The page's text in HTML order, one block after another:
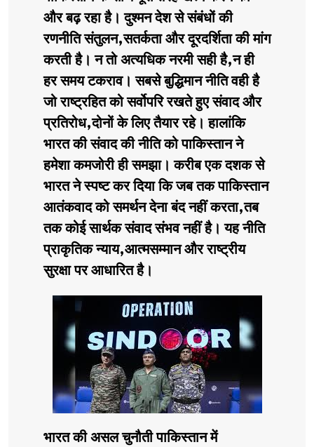
और बढ़ रहा है। दुश्मन देश से संबंधों की
रणनीति संतुलन,सतर्कता और दूरदर्शिता की मांग
करती है। न तो अत्यधिक नरमी सही है,न ही
हर समय टकराव। सबसे बुद्धिमान नीति वही है
जो राष्ट्रहित को सर्वोपरि रखते हुए संवाद और
प्रतिरोध,दोनों के लिए तैयार रहे। हालांकि
भारत की संवाद की नीति को पाकिस्तान ने
हमेशा कमजोरी ही समझा। करीब एक दशक से
भारत ने स्पष्ट कर दिया कि जब तक पाकिस्तान
आतंकवाद को समर्थन देना बंद नहीं करता,तब
तक कोई सार्थक संवाद संभव नहीं है। यह नीति
प्राकृतिक न्याय,आत्मसम्मान और राष्ट्रीय
सुरक्षा पर आधारित है।
भारत की असल चुनौती पाकिस्तान में